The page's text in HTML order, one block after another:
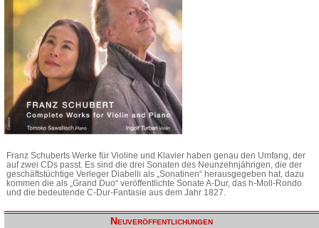
Franz Schuberts Werke für Violine und Klavier haben genau den Umfang, der
auf zwei CDs passt. Es sind die drei Sonaten des Neunzehnjährigen, die der
geschäftstüchtige Verleger Diabelli als „Sonatinen“ herausgegeben hat, dazu
kommen die als „Grand Duo“ veröffentlichte Sonate A-Dur, das h-Moll-Rondo
und die bedeutende C-Dur-Fantasie aus dem Jahr 1827.
Neuveröffentlichungen